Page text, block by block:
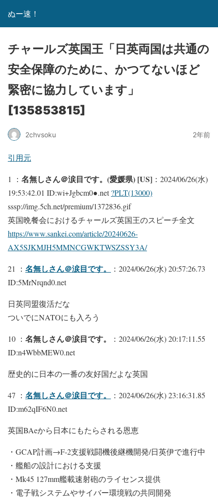
ぬー速！
チャールズ英国王「日英両国は共通の
安全保障のために、かつてないほど
緊密に協力しています」
[135853815]
2chvsoku 2年前
引用元
1 ： 名無しさん＠涙目です。(愛媛県) [US] ：2024/06/26(水)
19:53:42.01 ID:wi+Jgbcm0●.net?PLT(13000)
sssp://img.5ch.net/premium/1372836.gif
英国晩餐会におけるチャールズ英国王のスピーチ全文
https://www.sankei.com/article/20240626-
AX5SJKMJH5MMNCGWKTWSZSSY3A/
21 ： 名無しさん＠涙目です。
：2024/06/26(水) 20:57:26.73
ID:5MrNrqnd0.net
日英同盟復活だな
ついでにNATOにも入ろう
10 ： 名無しさん＠涙目です。
：2024/06/26(水) 20:17:11.55
ID:n4WbbMEW0.net
歴史的に日本の一番の友好国だよな英国
47 ： 名無しさん＠涙目です。
：2024/06/26(水) 23:16:31.85
ID:m62qIF6N0.net
英国BAeから日本にもたらされる恩恵
・GCAP計画→F-2支援戦闘機後継機開発/日英伊で進行中
・艦船の設計における支援
・Mk45 127mm艦載速射砲のライセンス提供
・電子戦システムやサイバー環境戦の共同開発